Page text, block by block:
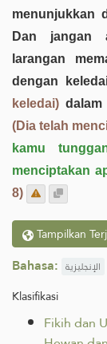
menunjukkan
Dan jangan
larangan
dengan
keledai)
(Dia telah
kamu
menciptakan
8)
Tampilkan
Bahasa: الإنجليزية
Klasifikasi
Fikih dan